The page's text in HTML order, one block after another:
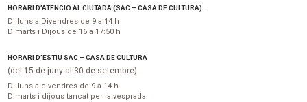
HORARI D’ATENCIÓ AL CIUTADÀ (SAC – CASA DE CULTURA):
Dilluns a Divendres de 9 a 14 h
Dimarts i Dijous de 16 a 17:50 h
HORARI D’ESTIU SAC – CASA DE CULTURA
(del 15 de juny al 30 de setembre)
Dilluns a divendres de 9 a 14 h
Dimarts i dijous tancat per la vesprada